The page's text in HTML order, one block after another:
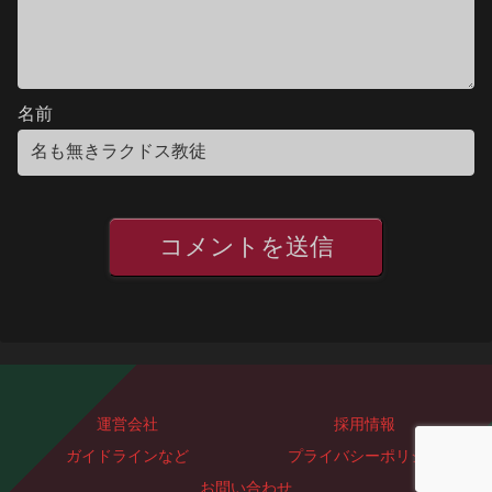
名前
運営会社
採用情報
ガイドラインなど
プライバシーポリシー
お問い合わせ